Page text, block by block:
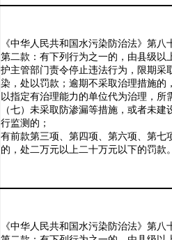
《中华人民共和国水污染防治法》第
第二款：有下列行为之一的，由县级以
护主管部门责令停止违法行为，限期采
染，处以罚款；逾期不采取治理措施的
以指定有治理能力的单位代为治理，所
（七）未采取防渗漏等措施，或者未
行监测的；
有前款第三项、第四项、第六项、第七
的，处二万元以上二十万元以下的罚款
《中华人民共和国水污染防治法》第